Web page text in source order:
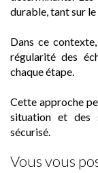
durable, tant sur
Dans ce
régularité des
chaque étape.
Cette approche
situation et des
sécurisé.
Vous vous